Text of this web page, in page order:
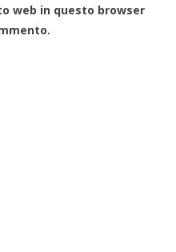
web in questo browser